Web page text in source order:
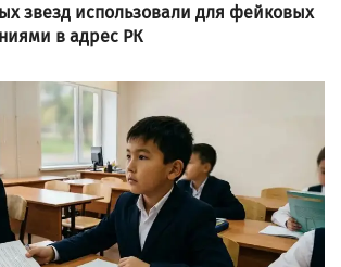
звезд использовали для фейковых
в адрес РК